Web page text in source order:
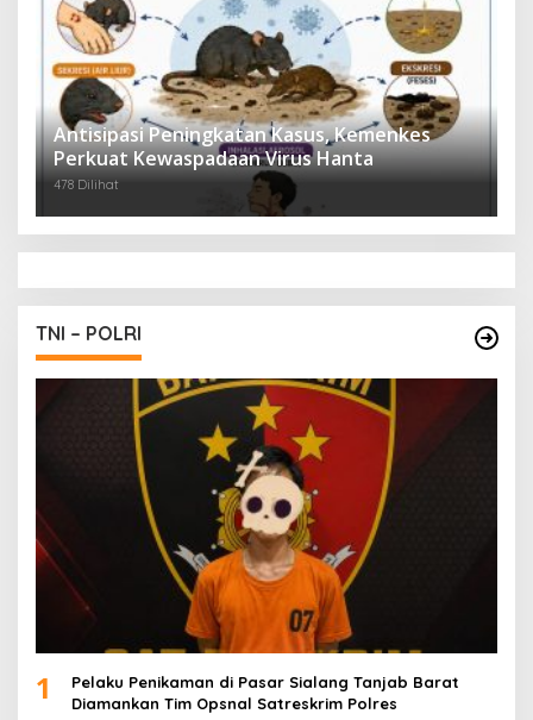
Antisipasi Peningkatan Kasus, Kemenkes
Perkuat Kewaspadaan Virus Hanta
478 Dilihat
TNI – POLRI
1
Pelaku Penikaman di Pasar Sialang Tanjab Barat
Diamankan Tim Opsnal Satreskrim Polres